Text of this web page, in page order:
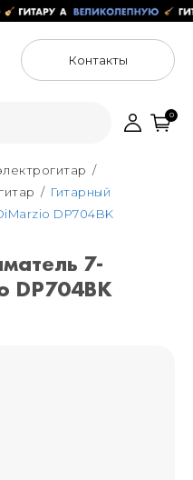
Контакты
36с15,
0
Гитарный
DP704BK
7-
DP704BK